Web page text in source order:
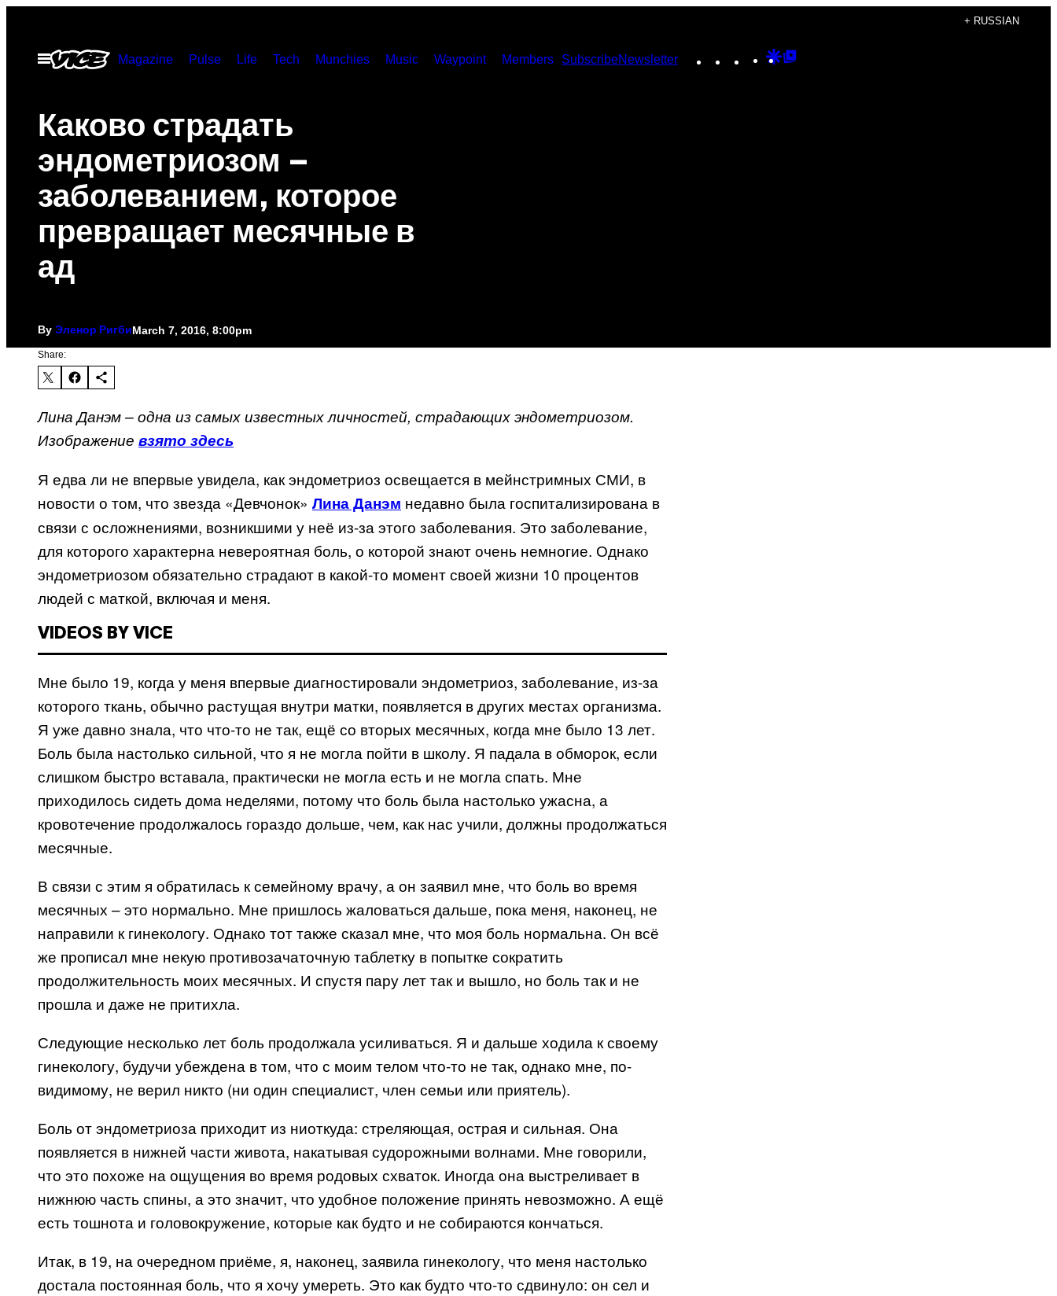
content
+ RUSSIAN
Open
Menu
Magazine Pulse Life Tech Munchies Music Waypoint Members SubscribeNewsletter Instagram
TikTokYouTube
Google
Каково страдать
эндометриозом –
заболеванием, которое
превращает месячные в
ад
By Эленор РигбиMarch 7, 2016, 8:00pm
Share:
Лина Данэм – одна из самых известных личностей, страдающих эндометриозом.
Изображение взято здесь
Я едва ли не впервые увидела, как эндометриоз освещается в мейнстримных СМИ, в
новости о том, что звезда «Девчонок» Лина Данэм недавно была госпитализирована в
связи с осложнениями, возникшими у неё из-за этого заболевания. Это заболевание,
для которого характерна невероятная боль, о которой знают очень немногие. Однако
эндометриозом обязательно страдают в какой-то момент своей жизни 10 процентов
людей с маткой, включая и меня.
VIDEOS BY VICE
Мне было 19, когда у меня впервые диагностировали эндометриоз, заболевание, из-за
которого ткань, обычно растущая внутри матки, появляется в других местах организма.
Я уже давно знала, что что-то не так, ещё со вторых месячных, когда мне было 13 лет.
Боль была настолько сильной, что я не могла пойти в школу. Я падала в обморок, если
слишком быстро вставала, практически не могла есть и не могла спать. Мне
приходилось сидеть дома неделями, потому что боль была настолько ужасна, а
кровотечение продолжалось гораздо дольше, чем, как нас учили, должны продолжаться
месячные.
В связи с этим я обратилась к семейному врачу, а он заявил мне, что боль во время
месячных – это нормально. Мне пришлось жаловаться дальше, пока меня, наконец, не
направили к гинекологу. Однако тот также сказал мне, что моя боль нормальна. Он всё
же прописал мне некую противозачаточную таблетку в попытке сократить
продолжительность моих месячных. И спустя пару лет так и вышло, но боль так и не
прошла и даже не притихла.
Следующие несколько лет боль продолжала усиливаться. Я и дальше ходила к своему
гинекологу, будучи убеждена в том, что с моим телом что-то не так, однако мне, по-
видимому, не верил никто (ни один специалист, член семьи или приятель).
Боль от эндометриоза приходит из ниоткуда: стреляющая, острая и сильная. Она
появляется в нижней части живота, накатывая судорожными волнами. Мне говорили,
что это похоже на ощущения во время родовых схваток. Иногда она выстреливает в
нижнюю часть спины, а это значит, что удобное положение принять невозможно. А ещё
есть тошнота и головокружение, которые как будто и не собираются кончаться.
Итак, в 19, на очередном приёме, я, наконец, заявила гинекологу, что меня настолько
достала постоянная боль, что я хочу умереть. Это как будто что-то сдвинуло: он сел и